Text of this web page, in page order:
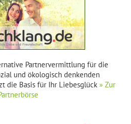
Partnervermittlung für die
und ökologisch denkenden
die Basis für Ihr Liebesglück » Zur